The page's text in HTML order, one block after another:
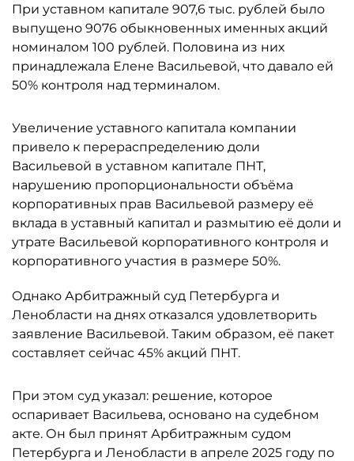
При уставном капитале 907,6 тыс. рублей было
выпущено 9076 обыкновенных именных акций
номиналом 100 рублей. Половина из них
принадлежала Елене Васильевой, что давало ей
50% контроля над терминалом.
Увеличение уставного капитала компании
привело к перераспределению доли
Васильевой в уставном капитале ПНТ,
нарушению пропорциональности объёма
корпоративных прав Васильевой размеру её
вклада в уставный капитал и размытию её доли и
утрате Васильевой корпоративного контроля и
корпоративного участия в размере 50%.
Однако Арбитражный суд Петербурга и
Ленобласти на днях отказался удовлетворить
заявление Васильевой. Таким образом, её пакет
составляет сейчас 45% акций ПНТ.
При этом суд указал: решение, которое
оспаривает Васильева, основано на судебном
акте. Он был принят Арбитражным судом
Петербурга и Ленобласти в апреле 2025 году по